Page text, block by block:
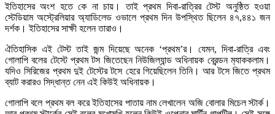
ইতিহাসের অংশ হতে কে না চায়। তাই প্রথম দিবা-রাত্রির টেস্ট অনুষ্ঠিত হওয়া
স্টেডিয়াম অস্ট্রেলিয়ার অ্যাডিলেড ওভালে প্রথম দিন উপস্থিত ছিলেন ৪৭,৪৪১ জন
দর্শক। ইতিহাসের সাক্ষী হলেন তারাও।
ঐতিহাসিক এই টেস্ট তাই জন্ম দিয়েছে অনেক ‘প্রথম’র। যেমন, দিবা-রাত্রি এবং
গোলাপি বলের টেস্টে প্রথম টস জিতেছেন নিউজিল্যান্ড অধিনায়ক ব্রেন্ডন ম‍্যাককলাম।
যদিও সিরিজের প্রথম দুই টেস্টের টসে হেরে গিয়েছিলেন তিনি। আর টসে জিতে প্রথম
ব্যাট করারও সিদ্ধান্ত নেন এই কিউই অধিনায়ক।
গোলাপি বলে প্রথম বল করে ইতিহাসের পাতায় নাম লেখালেন অজি বোলার মিচেল স্টার্ক।